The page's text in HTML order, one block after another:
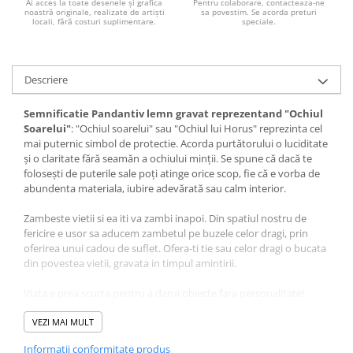
noastră originale, realizate de artiști
locali, fără costuri suplimentare.
sa povestim. Se acorda preturi
speciale.
Descriere
Semnificatie Pandantiv lemn gravat reprezentand "Ochiul
Soarelui": "Ochiul soarelui" sau "Ochiul lui Horus" reprezinta cel
mai puternic simbol de protectie. Acorda purtătorului o luciditate
şi o claritate fără seamăn a ochiului minţii. Se spune că dacă te
foloseşti de puterile sale poţi atinge orice scop, fie că e vorba de
abundenta materiala, iubire adevărată sau calm interior.
Zambeste vietii si ea iti va zambi inapoi. Din spatiul nostru de
fericire e usor sa aducem zambetul pe buzele celor dragi, prin
oferirea unui cadou de suflet. Ofera-ti tie sau celor dragi o bucata
din povestea vietii, gravata in timpul amintirii.
Pentru colaborare, va rugam sa ne contactati pe e-mail sau
VEZI MAI MULT
Informatii conformitate produs